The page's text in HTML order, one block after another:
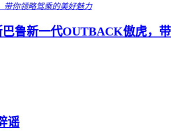
巴鲁新一代OUTBACK傲虎，
谣